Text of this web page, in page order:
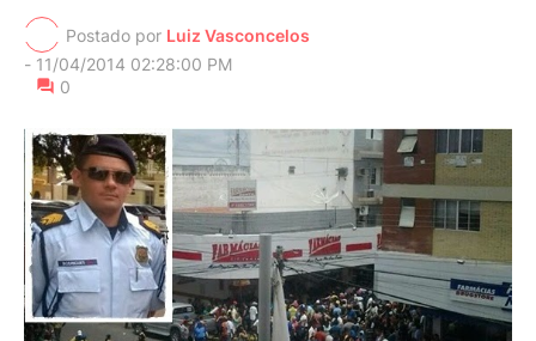
Postado por Luiz Vasconcelos
- 11/04/2014 02:28:00 PM
0